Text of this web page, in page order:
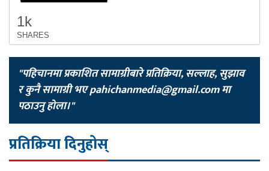
1k
SHARES
"पहिचानमा प्रकाशित सामाग्रीबारे प्रतिक्रिया, सल्लाह, सुझाव
र कुनै सामाग्री भएpahichanmedia@gmail.comमा
पठाउनु होला।"
प्रतिक्रिया दिनुहोस्